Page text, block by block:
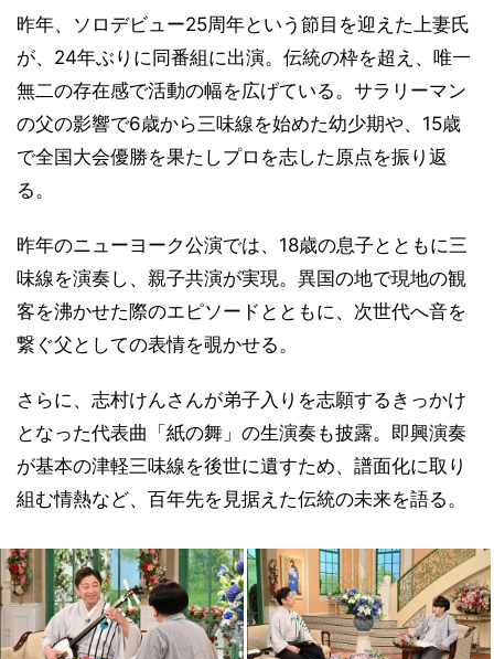
昨年、ソロデビュー25周年という節目を迎えた上妻氏
が、24年ぶりに同番組に出演。伝統の枠を超え、唯一
無二の存在感で活動の幅を広げている。サラリーマン
の父の影響で6歳から三味線を始めた幼少期や、15歳
で全国大会優勝を果たしプロを志した原点を振り返
る。
昨年のニューヨーク公演では、18歳の息子とともに三
味線を演奏し、親子共演が実現。異国の地で現地の観
客を沸かせた際のエピソードとともに、次世代へ音を
繋ぐ父としての表情を覗かせる。
さらに、志村けんさんが弟子入りを志願するきっかけ
となった代表曲「紙の舞」の生演奏も披露。即興演奏
が基本の津軽三味線を後世に遺すため、譜面化に取り
組む情熱など、百年先を見据えた伝統の未来を語る。